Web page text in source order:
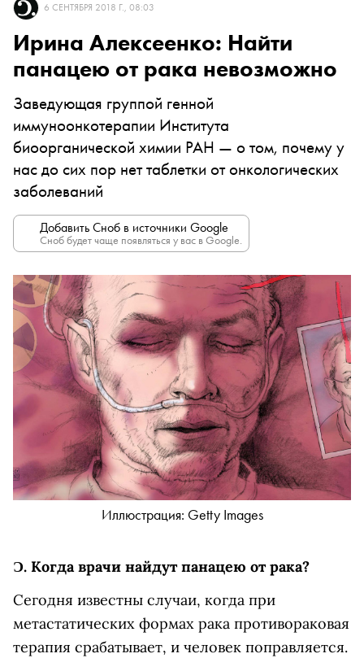
6 СЕНТЯБРЯ 2018 Г., 08:03
Ирина Алексеенко: Найти
панацею от рака невозможно
Заведующая группой генной
иммуноонкотерапии Института
биоорганической химии РАН — о том, почему у
нас до сих пор нет таблетки от онкологических
заболеваний
Добавить Сноб в источники Google
Сноб будет чаще появляться у вас в Google.
Иллюстрация: Getty Images
Ɔ. Когда врачи найдут панацею от рака?
Сегодня известны случаи, когда при
метастатических формах рака противораковая
терапия срабатывает, и человек поправляется.